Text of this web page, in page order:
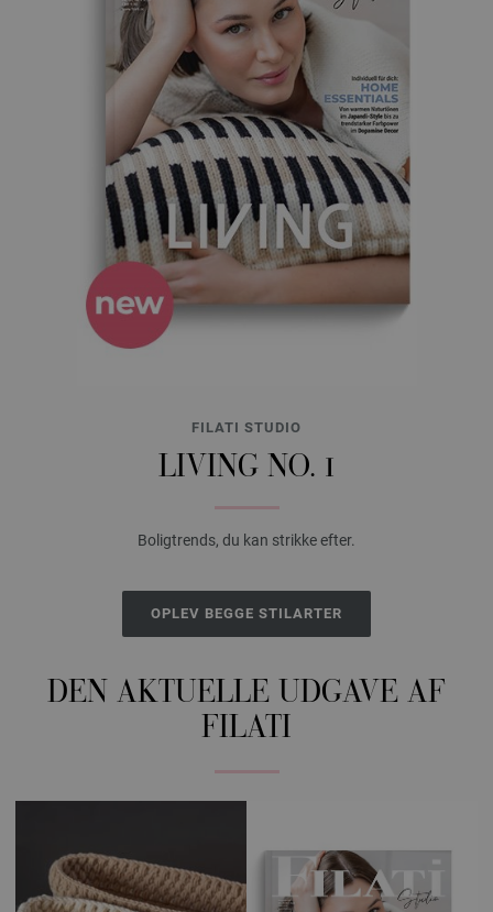
FILATI STUDIO
LIVING NO. 1
Boligtrends, du kan strikke efter.
OPLEV BEGGE STILARTER
DEN AKTUELLE UDGAVE AF
FILATI